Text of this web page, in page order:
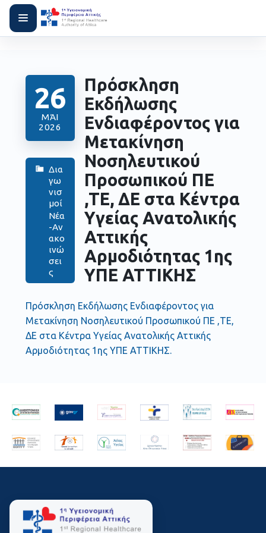
26
ΜΆΙ
2026
Δια
γω
νισ
μοί
Νέα
-Αν
ακο
ινώ
σει
ς
Πρόσκληση
Εκδήλωσης
Ενδιαφέροντος για
Μετακίνηση
Νοσηλευτικού
Προσωπικού ΠΕ
,ΤΕ, ΔΕ στα Κέντρα
Υγείας Ανατολικής
Αττικής
Αρμοδιότητας 1ης
ΥΠΕ ΑΤΤΙΚΗΣ
Πρόσκληση Εκδήλωσης Ενδιαφέροντος για
Μετακίνηση Νοσηλευτικού Προσωπικού ΠΕ ,ΤΕ,
ΔΕ στα Κέντρα Υγείας Ανατολικής Αττικής
Αρμοδιότητας 1ης ΥΠΕ ΑΤΤΙΚΗΣ.